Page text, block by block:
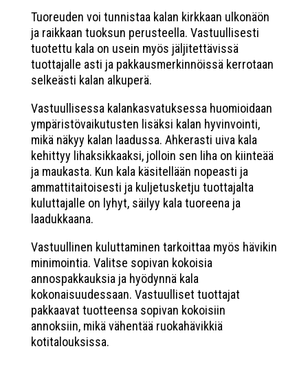
Tuoreuden voi tunnistaa kalan kirkkaan ulkonäön
ja raikkaan tuoksun perusteella. Vastuullisesti
tuotettu kala on usein myös jäljitettävissä
tuottajalle asti ja pakkausmerkinnöissä kerrotaan
selkeästi kalan alkuperä.
Vastuullisessa kalankasvatuksessa huomioidaan
ympäristövaikutusten lisäksi kalan hyvinvointi,
mikä näkyy kalan laadussa. Ahkerasti uiva kala
kehittyy lihaksikkaaksi, jolloin sen liha on kiinteää
ja maukasta. Kun kala käsitellään nopeasti ja
ammattitaitoisesti ja kuljetusketju tuottajalta
kuluttajalle on lyhyt, säilyy kala tuoreena ja
laadukkaana.
Vastuullinen kuluttaminen tarkoittaa myös hävikin
minimointia. Valitse sopivan kokoisia
annospakkauksia ja hyödynnä kala
kokonaisuudessaan. Vastuulliset tuottajat
pakkaavat tuotteensa sopivan kokoisiin
annoksiin, mikä vähentää ruokahävikkiä
kotitalouksissa.